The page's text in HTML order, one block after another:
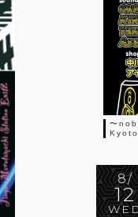
〜
8/
12